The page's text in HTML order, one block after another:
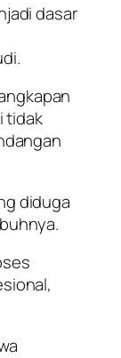
dasar
tidak
diduga